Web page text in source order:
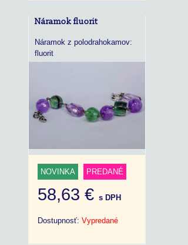
Náramok fluorit
Náramok z polodrahokamov:
fluorit
NOVINKA PREDANÉ
58,63 € s DPH
Dostupnosť: Vypredané